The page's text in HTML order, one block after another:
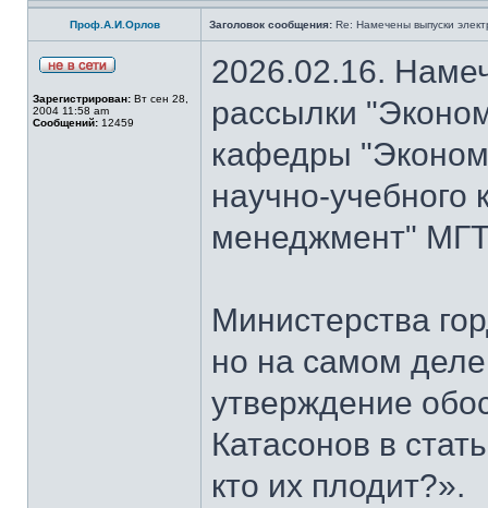
Проф.А.И.Орлов Заголовок сообщения: Re: Намечены выпуски
Зарегистрирован: Вт сен 28,
2004 11:58 am
Сообщений: 12459
2026.02.16.
рассылки
кафедры
научно-
менеджмент"
Министерства
но на самом
утверждение
Катасонов в
кто их плодит?».